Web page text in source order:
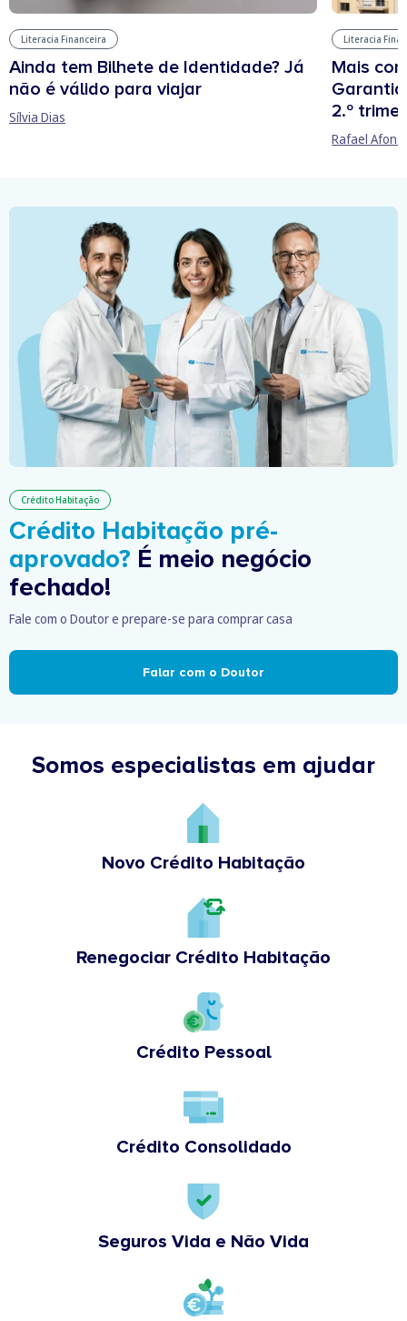
Literacia Financeira
Ainda tem Bilhete de Identidade? Já
não é válido para viajar
Sílvia Dias
Literacia
Mais
2.º
Rafael
Crédito Habitação
Crédito Habitação pré-
aprovado? É meio negócio
fechado!
Fale com o Doutor e prepare-se para comprar casa
Falar com o Doutor
Somos especialistas em ajudar
Novo Crédito Habitação
Renegociar Crédito Habitação
Crédito Pessoal
Crédito Consolidado
Seguros Vida e Não Vida